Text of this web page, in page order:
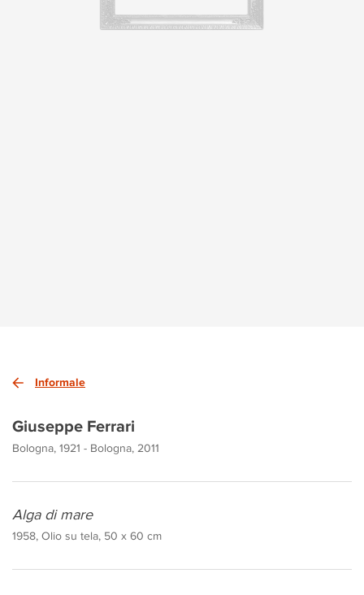
Informale
Giuseppe Ferrari
Bologna, 1921 - Bologna, 2011
Alga di mare
1958, Olio su tela, 50 x 60 cm